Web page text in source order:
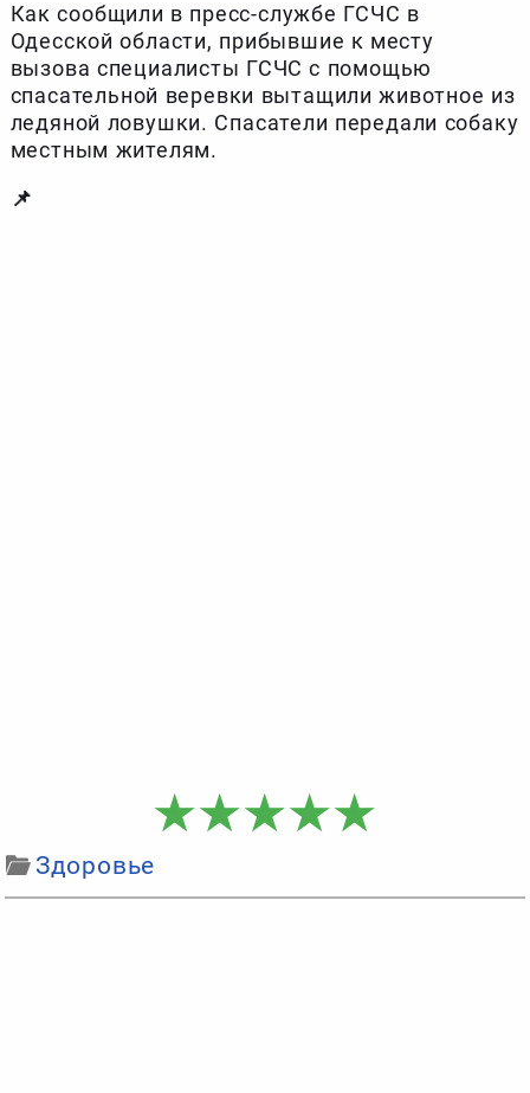
Как сообщили в пресс-службе ГСЧС в
Одесской области, прибывшие к месту
вызова специалисты ГСЧС с помощью
спасательной веревки вытащили животное из
ледяной ловушки. Спасатели передали собаку
местным жителям.
📌
Здоровье